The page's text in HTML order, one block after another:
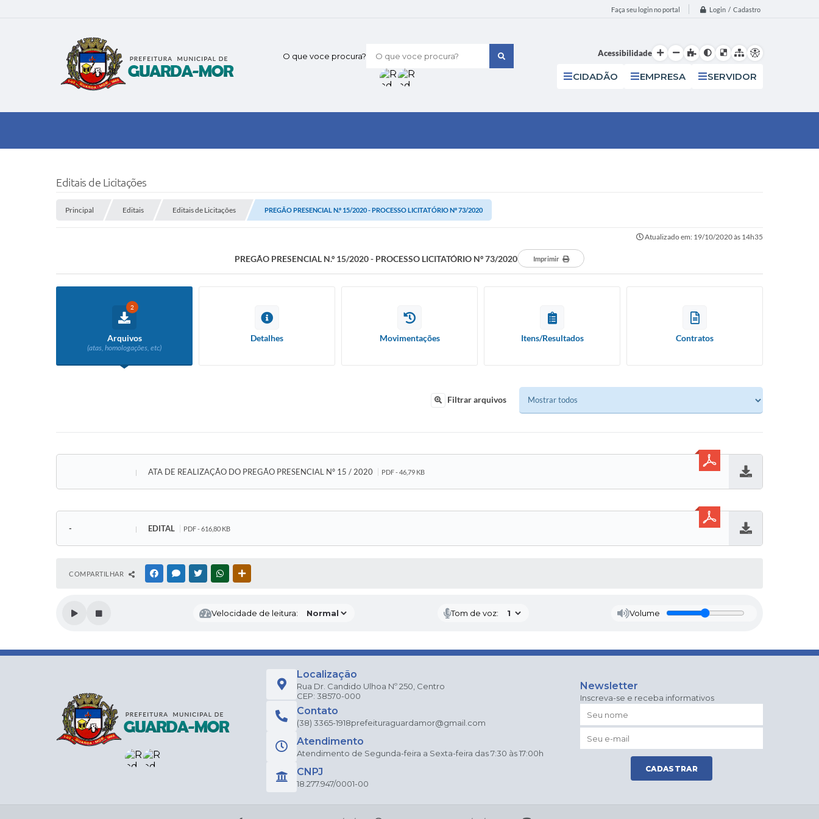
Faça seu login no portal Login / Cadastro
O que voce procura? Acessibilidade
CIDADÃO EMPRESA SERVIDOR
Editais de Licitações
Principal Editais Editais de Licitações PREGÃO PRESENCIAL N.º 15/2020 - PROCESSO LICITATÓRIO Nº 73/2020
Atualizado em: 19/10/2020 às 14h35
PREGÃO PRESENCIAL N.º 15/2020 - PROCESSO LICITATÓRIO Nº 73/2020 Imprimir
2
Arquivos
(atas, homologações, etc)
Detalhes Movimentações Itens/Resultados Contratos
Filtrar arquivos
ATA DE REALIZAÇÃO DO PREGÃO PRESENCIAL Nº 15 / 2020 PDF - 46,79 KB
- EDITAL PDF - 616,80 KB
COMPARTILHAR FACEBOOKMESSENGER
TWITTERWHATSAPP
Velocidade de leitura: Tom de voz: Volume
Localização
Rua Dr. Candido Ulhoa Nº 250, Centro
CEP: 38570-000
Contato
(38) 3365-1918prefeituraguardamor@gmail.com
Atendimento
Atendimento de Segunda-feira a Sexta-feira das 7:30 às 17:00h
CNPJ
18.277.947/0001-00
Newsletter
Inscreva-se e receba informativos
CADASTRAR